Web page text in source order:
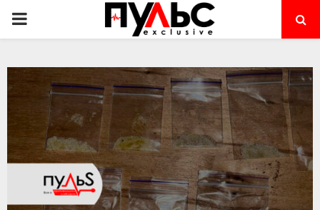
PRIMARY